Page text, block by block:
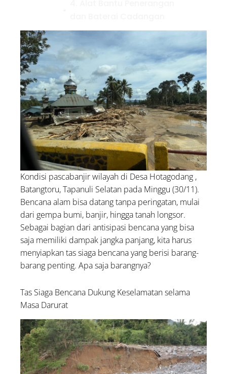
5. Peluit
6. Power Bank
7. Perlengkapan Mandi
8. Air Mineral
9. Pakaian
10. Uang Tunai Secukupnya
3 Waktu Terbaik Membaca
Ayat Kursi Sesuai Anjuran
Rasulullah
Bolehkah Menggunakan
Zakat untuk Biaya
Pengobatan Orang Sakit?
Kumpulan Doa untuk
Palestina: Lengkap Arab,
Latin, dan Artinya
Kondisi pascabanjir wilayah di Desa Hotagodang ,
Batangtoru, Tapanuli Selatan pada Minggu (30/11).
Bencana alam bisa datang tanpa peringatan, mulai
dari gempa bumi, banjir, hingga tanah longsor.
Sebagai bagian dari antisipasi bencana yang bisa
saja memiliki dampak jangka panjang, kita harus
menyiapkan tas siaga bencana yang berisi barang-
barang penting. Apa saja barangnya?
Tas Siaga Bencana Dukung Keselamatan selama
Masa Darurat